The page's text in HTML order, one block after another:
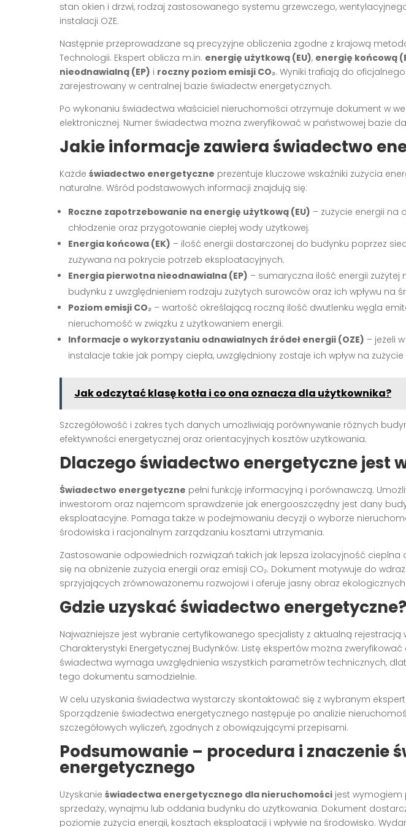
stan okien i drzwi, rodzaj zastosowanego systemu grzewczego,
instalacji OZE.
Następnie przeprowadzane są precyzyjne obliczenia zgodne z krajową
Technologii. Ekspert oblicza m.in. energię użytkową (EU), energię końcową
nieodnawialną (EP) i roczny poziom emisji CO₂. Wyniki trafiają do
zarejestrowany w centralnej bazie świadectw energetycznych.
Po wykonaniu świadectwa właściciel nieruchomości otrzymuje dokument w
elektronicznej. Numer świadectwa można zweryfikować w państwowej bazie
Jakie informacje zawiera świadectwo
Każde świadectwo energetyczne prezentuje kluczowe wskaźniki zużycia
naturalne. Wśród podstawowych informacji znajdują się:
Roczne zapotrzebowanie na energię użytkową (EU) – zużycie energii na
chłodzenie oraz przygotowanie ciepłej wody użytkowej.
Energia końcowa (EK) – ilość energii dostarczonej do budynku poprzez
zużywana na pokrycie potrzeb eksploatacyjnych.
Energia pierwotna nieodnawialna (EP) – sumaryczna ilość energii zużytej
budynku z uwzględnieniem rodzaju zużytych surowców oraz ich wpływu na
Poziom emisji CO₂ – wartość określającą roczną ilość dwutlenku węgla
nieruchomość w związku z użytkowaniem energii.
Informacje o wykorzystaniu odnawialnych źródeł energii (OZE) – jeżeli
instalacje takie jak pompy ciepła, uwzględniony zostaje ich wpływ na zużycie
Jak odczytać klasę kotła i co ona oznacza dla użytkownika?
Szczegółowość i zakres tych danych umożliwiają porównywanie różnych
efektywności energetycznej oraz orientacyjnych kosztów użytkowania.
Dlaczego świadectwo energetyczne jest
Świadectwo energetyczne pełni funkcję informacyjną i porównawczą.
inwestorom oraz najemcom sprawdzenie jak energooszczędny jest dany
eksploatacyjne. Pomaga także w podejmowaniu decyzji o wyborze
środowiska i racjonalnym zarządzaniu kosztami utrzymania.
Zastosowanie odpowiednich rozwiązań takich jak lepsza izolacyjność cieplna
się na obniżenie zużycia energii oraz emisji CO₂. Dokument motywuje do
sprzyjających zrównoważonemu rozwojowi i oferuje jasny obraz
Gdzie uzyskać świadectwo energetyczne?
Najważniejsze jest wybranie certyfikowanego specjalisty z aktualną rejestracją
Charakterystyki Energetycznej Budynków. Listę ekspertów można zweryfikować
świadectwa wymaga uwzględnienia wszystkich parametrów technicznych,
tego dokumentu samodzielnie.
W celu uzyskania świadectwa wystarczy skontaktować się z wybranym
Sporządzenie świadectwa energetycznego następuje po analizie
szczegółowych wyliczeń, zgodnych z obowiązującymi przepisami.
Podsumowanie – procedura i znaczenie
energetycznego
Uzyskanie świadectwa energetycznego dla nieruchomości jest wymogiem
sprzedaży, wynajmu lub oddania budynku do użytkowania. Dokument
poziomie zużycia energii, kosztach eksploatacji i wpływie na środowisko.